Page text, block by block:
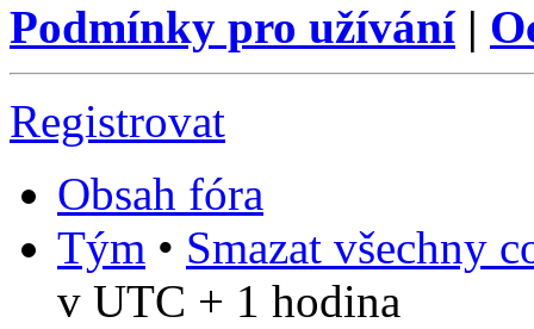
Podmínky pro užívání|
Registrovat
Obsah fóra
Tým • Smazat všechny
v UTC + 1 hodina